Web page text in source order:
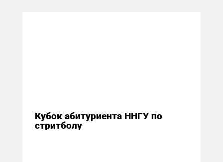
Кубок абитуриента ННГУ по
стритболу